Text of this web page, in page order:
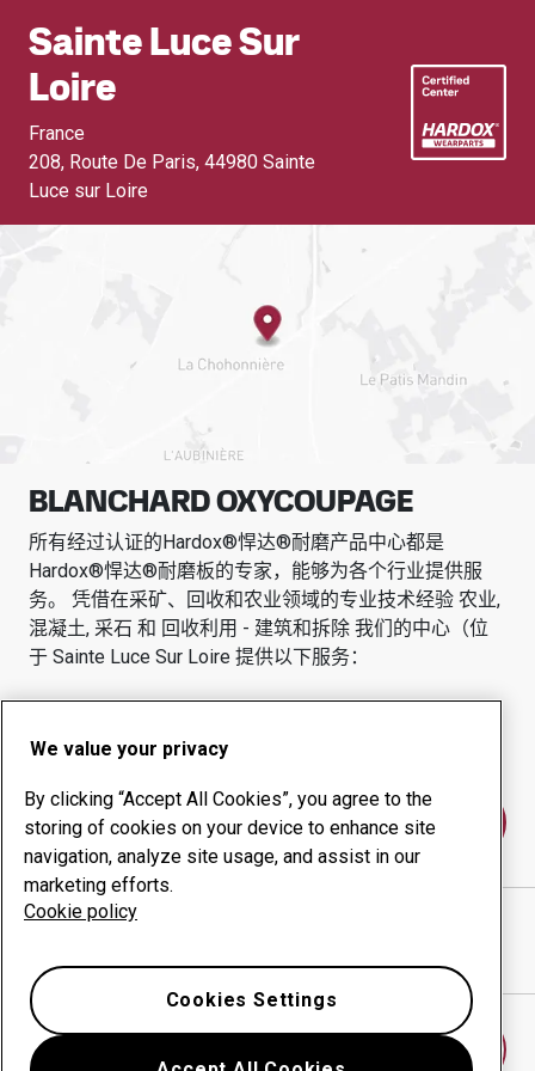
Sainte Luce Sur
Loire
France
208, Route De Paris, 44980 Sainte
Luce sur Loire
BLANCHARD OXYCOUPAGE
所有经过认证的Hardox®悍达®耐磨产品中心都是
Hardox®悍达®耐磨板的专家，能够为各个行业提供服
务。 凭借在采矿、回收和农业领域的专业技术经验 农业,
混凝土, 采石 和 回收利用 - 建筑和拆除 我们的中心（位
于 Sainte Luce Sur Loire 提供以下服务：
耐磨产品
咨询服务
正常运行时间管理
联系我们
BLANCHARD OXYCOUPAGE
We value your privacy
By clicking “Accept All Cookies”, you agree to the
storing of cookies on your device to enhance site
navigation, analyze site usage, and assist in our
marketing efforts.
Cookie policy
Cookies Settings